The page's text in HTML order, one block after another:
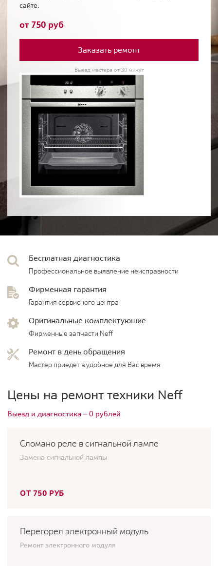
сайте.
от 750 руб
Заказать ремонт
Выезд мастера от 30 минут
Бесплатная диагностика
Профессиональное выявление неисправности
Фирменная гарантия
Гарантия сервисного центра
Оригинальные комплектующие
Фирменные запчасти Neff
Ремонт в день обращения
Мастер приедет в удобное для Вас время
Цены на ремонт техники Neff
Выезд и диагностика — 0 рублей
Сломано реле в сигнальной лампе
Замена сигнальной лампы
ОТ 750 РУБ
Перегорел электронный модуль
Ремонт электронного модуля